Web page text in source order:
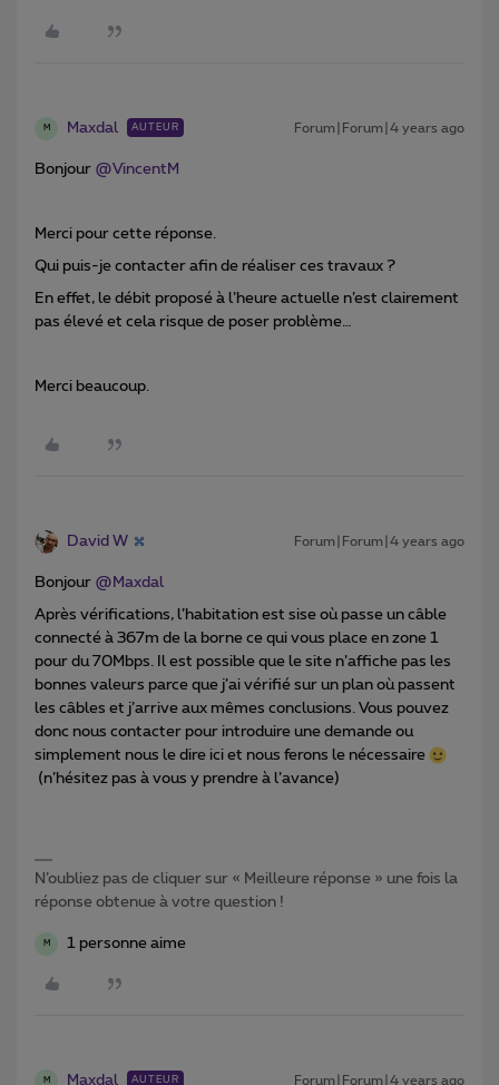
M Maxdal AUTEUR Forum|Forum|4 years ago
Bonjour @VincentM
Merci pour cette réponse.
Qui puis-je contacter afin de réaliser ces travaux ?
En effet, le débit proposé à l’heure actuelle n’est clairement
pas élevé et cela risque de poser problème…
Merci beaucoup.
David W Forum|Forum|4 years ago
Bonjour @Maxdal
Après vérifications, l’habitation est sise où passe un câble
connecté à 367m de la borne ce qui vous place en zone 1
pour du 70Mbps. Il est possible que le site n’affiche pas les
bonnes valeurs parce que j’ai vérifié sur un plan où passent
les câbles et j’arrive aux mêmes conclusions. Vous pouvez
donc nous contacter pour introduire une demande ou
simplement nous le dire ici et nous ferons le nécessaire
(n’hésitez pas à vous y prendre à l’avance)
N’oubliez pas de cliquer sur « Meilleure réponse » une fois la
réponse obtenue à votre question !
M 1 personne aime
M Maxdal AUTEUR Forum|Forum|4 years ago